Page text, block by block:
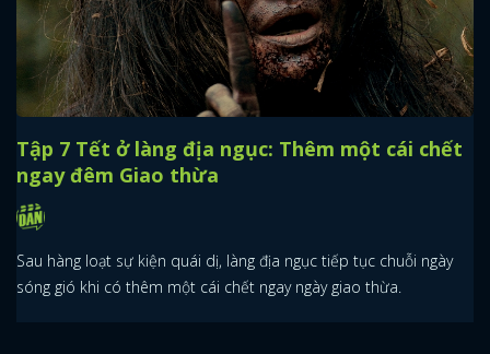
Tập 7 Tết ở làng địa ngục: Thêm một cái chết
ngay đêm Giao thừa
Sau hàng loạt sự kiện quái dị, làng địa ngục tiếp tục chuỗi ngày
sóng gió khi có thêm một cái chết ngay ngày giao thừa.